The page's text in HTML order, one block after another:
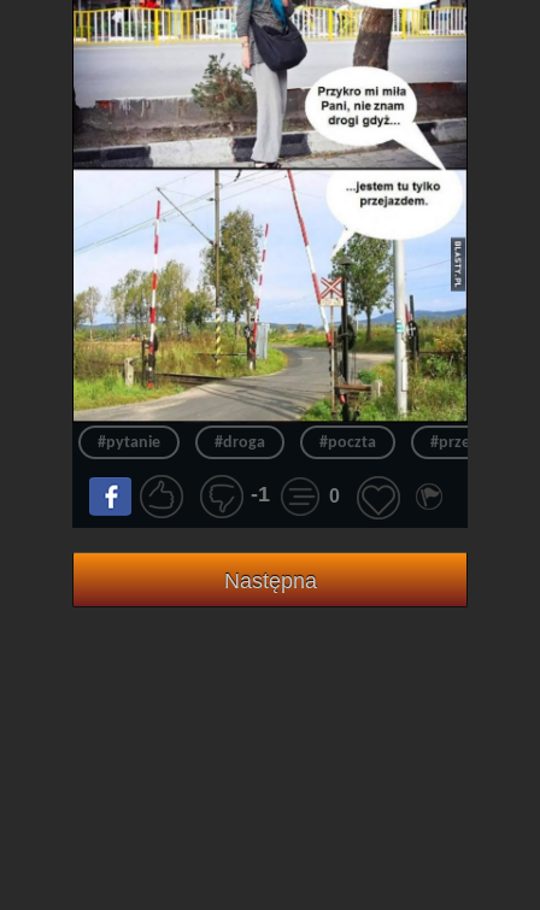
#pytanie #droga #poczta #przepraszam
-1 0
Następna